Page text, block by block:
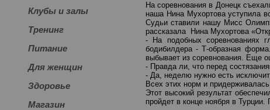
Клубы и залы
Тренинг
Питание
Для женщин
Здоровье
Магазин
На соревнования в Донецк
наша Нина Мухортова уступила
Судьи ставили нашу Мисс
рассказала Нина Мухортова
- На подобных соревнованиях
бодибилдера - Т-образная
выбывает из соревнования. Еще
- Правда ли, что перед
- Да, неделю нужно есть
Всех этих норм и
Этот высокий результат
пройдет в конце ноября в